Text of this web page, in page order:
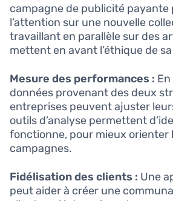
campagne de publicité
l’attention sur une nouvelle
travaillant en parallèle sur des
mettent en avant l’éthique de
Mesure des performances :
données provenant des deux
entreprises peuvent ajuster
outils d’analyse permettent
fonctionne, pour mieux orienter
campagnes.
Fidélisation des clients : Une
peut aider à créer une